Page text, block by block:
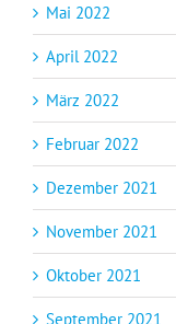
Mai 2022
April 2022
März 2022
Februar 2022
Dezember 2021
November 2021
Oktober 2021
September 2021